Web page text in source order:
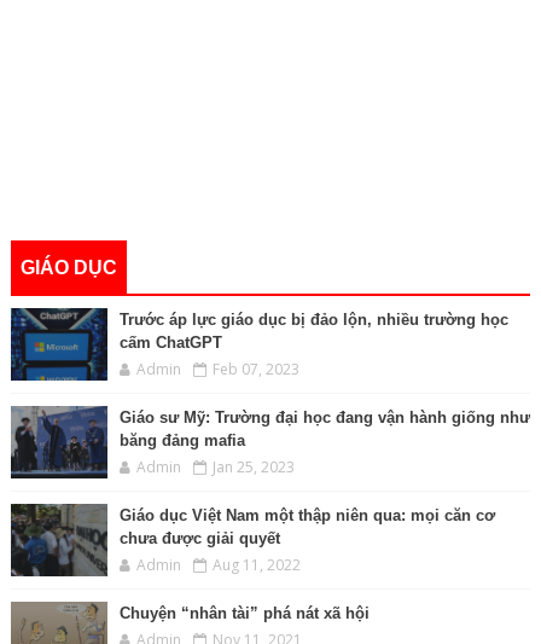
GIÁO DỤC
Trước áp lực giáo dục bị đảo lộn, nhiều trường học
cấm ChatGPT
Admin Feb 07, 2023
Giáo sư Mỹ: Trường đại học đang vận hành giống như
băng đảng mafia
Admin Jan 25, 2023
Giáo dục Việt Nam một thập niên qua: mọi căn cơ
chưa được giải quyết
Admin Aug 11, 2022
Chuyện “nhân tài” phá nát xã hội
Admin Nov 11, 2021